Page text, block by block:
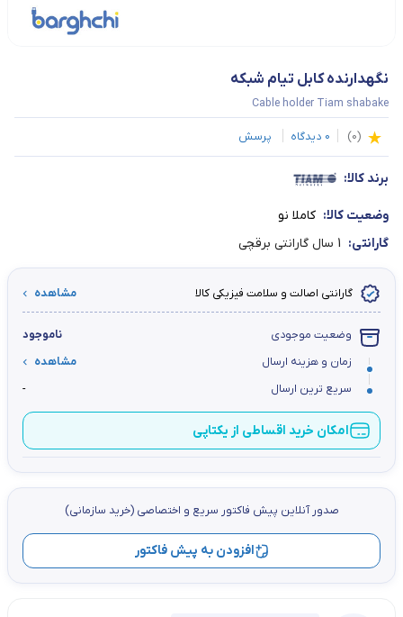
نگهدارنده کابل تیام شبکه
Cable holder Tiam shabake
(
0
)
0 دیدگاه پرسش
برند کالا:
وضعیت کالا: کاملا نو
گارانتی: 1 سال گارانتی برقچی
گارانتی اصالت و سلامت فیزیکی کالا مشاهده
وضعیت موجودی
ناموجود
زمان و هزینه ارسال
مشاهده
سریع ترین ارسال
-
امکان خرید اقساطی از یکتاپی
صدور آنلاین پيش فاكتور سریع و اختصاصي (خرید سازمانی)
افزودن به پیش فاکتور